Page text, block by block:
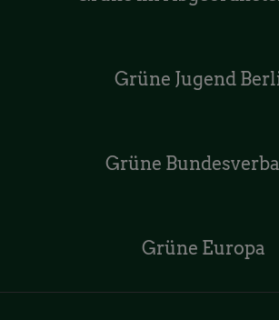
Grüne Jugend
Grüne
Grüne Europa